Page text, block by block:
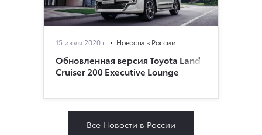
15 июля 2020 г. Новости в России
Обновленная версия Toyota Land
Cruiser 200 Executive Lounge
Все Новости в России